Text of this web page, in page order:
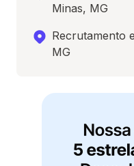
Minas, MG
Recrutamento
MG